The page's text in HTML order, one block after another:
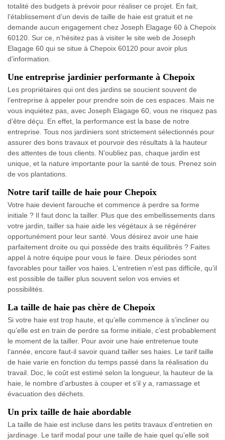
totalité des budgets à prévoir pour réaliser ce projet. En fait,
l’établissement d’un devis de taille de haie est gratuit et ne
demande aucun engagement chez Joseph Elagage 60 à Chepoix
60120. Sur ce, n’hésitez pas à visiter le site web de Joseph
Elagage 60 qui se situe à Chepoix 60120 pour avoir plus
d’information.
Une entreprise jardinier performante à Chepoix
Les propriétaires qui ont des jardins se soucient souvent de
l’entreprise à appeler pour prendre soin de ces espaces. Mais ne
vous inquiétez pas, avec Joseph Elagage 60, vous ne risquez pas
d’être déçu. En effet, la performance est la base de notre
entreprise. Tous nos jardiniers sont strictement sélectionnés pour
assurer des bons travaux et pourvoir des résultats à la hauteur
des attentes de tous clients. N’oubliez pas, chaque jardin est
unique, et la nature importante pour la santé de tous. Prenez soin
de vos plantations.
Notre tarif taille de haie pour Chepoix
Votre haie devient farouche et commence à perdre sa forme
initiale ? Il faut donc la tailler. Plus que des embellissements dans
votre jardin, tailler sa haie aide les végétaux à se régénérer
opportunément pour leur santé. Vous désirez avoir une haie
parfaitement droite ou qui possède des traits équilibrés ? Faites
appel à notre équipe pour vous le faire. Deux périodes sont
favorables pour tailler vos haies. L'entretien n'est pas difficile, qu’il
est possible de tailler plus souvent selon vos envies et
possibilités.
La taille de haie pas chère de Chepoix
Si votre haie est trop haute, et qu’elle commence à s’incliner ou
qu’elle est en train de perdre sa forme initiale, c’est probablement
le moment de la tailler. Pour avoir une haie entretenue toute
l’année, encore faut-il savoir quand tailler ses haies. Le tarif taille
de haie varie en fonction du temps passé dans la réalisation du
travail. Doc, le coût est estimé selon la longueur, la hauteur de la
haie, le nombre d’arbustes à couper et s’il y a, ramassage et
évacuation des déchets.
Un prix taille de haie abordable
La taille de haie est incluse dans les petits travaux d’entretien en
jardinage. Le tarif modal pour une taille de haie quel qu’elle soit